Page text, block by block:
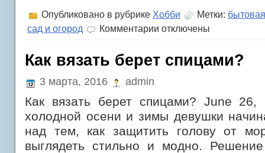
Опубликовано в рубрике Хобби Метки:
сад и огород
Комментарии отключены
Как вязать берет спицами?
3 марта, 2016 admin
Как вязать берет спицами? June
холодной осени и зимы девушки
над тем, как защитить голову от
выглядеть стильно и модно.